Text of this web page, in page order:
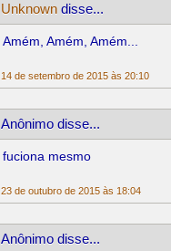
Unknown disse...
Amém, Amém, Amém...
14 de setembro de 2015 às 20:10
Anônimo disse...
fuciona mesmo
23 de outubro de 2015 às 18:04
Anônimo disse...